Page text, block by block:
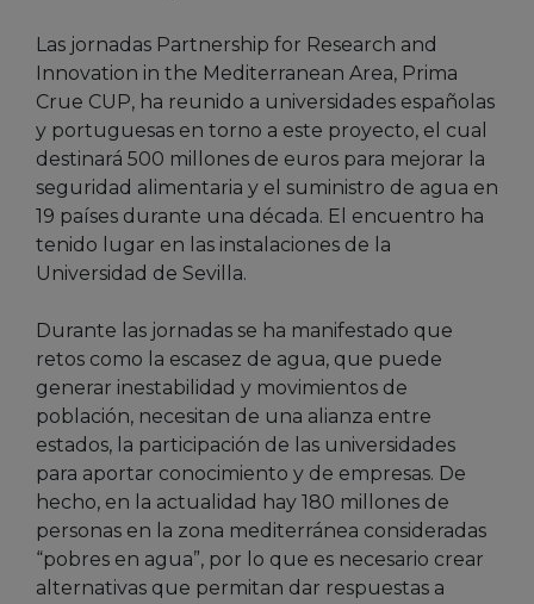
Las jornadas Partnership for Research and
Innovation in the Mediterranean Area, Prima
Crue CUP, ha reunido a universidades españolas
y portuguesas en torno a este proyecto, el cual
destinará 500 millones de euros para mejorar la
seguridad alimentaria y el suministro de agua en
19 países durante una década. El encuentro ha
tenido lugar en las instalaciones de la
Universidad de Sevilla.
Durante las jornadas se ha manifestado que
retos como la escasez de agua, que puede
generar inestabilidad y movimientos de
población, necesitan de una alianza entre
estados, la participación de las universidades
para aportar conocimiento y de empresas. De
hecho, en la actualidad hay 180 millones de
personas en la zona mediterránea consideradas
“pobres en agua”, por lo que es necesario crear
alternativas que permitan dar respuestas a